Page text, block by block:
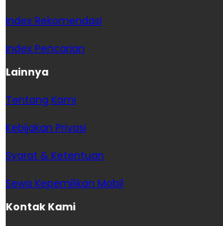
Index Rekomendasi
Index Pencarian
Lainnya
Tentang Kami
Kebijakan Privasi
Syarat & Ketentuan
Sewa Kepemilikan Mobil
Kontak Kami